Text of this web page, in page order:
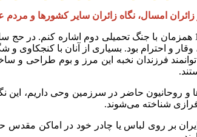
امسال، نگاه زائران سایر کشورها و
: اجازه می‌خواهم به تجربه حضور خود در حج خردادماه سال 1404
وقار و احترام بود. بسیاری از آنان با
فرزندان نخبه این مرز و بوم طراحی و
و روحانیون حاضر در سرزمین وحی داریم، این
شناخته می‌شوند.
بر روی لباس یا چادر خود در اماکن مقدس